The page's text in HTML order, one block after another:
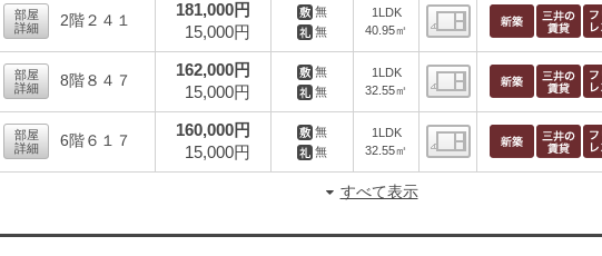
部屋
詳細
2階２４１
181,000円
15,000円
無
無
1LDK
40.95㎡
間取り表示
部屋
詳細
8階８４７
162,000円
15,000円
無
無
1LDK
32.55㎡
間取り表示
部屋
詳細
6階６１７
160,000円
15,000円
無
無
1LDK
32.55㎡
間取り表示
すべて表示